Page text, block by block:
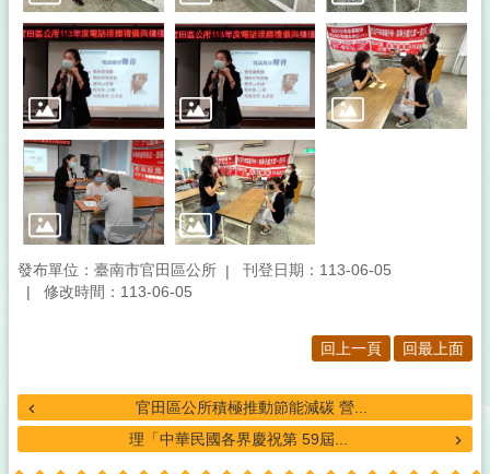
發布單位：臺南市官田區公所
刊登日期：113-06-05
修改時間：113-06-05
回上一頁 回最上面
官田區公所積極推動節能減碳 營...
理「中華民國各界慶祝第 59屆...